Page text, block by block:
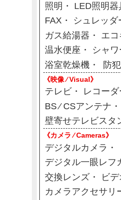
照明
LED照明器
FAX
シュレッダ
ガス給湯器
エコ
温水便座
シャ
浴室乾燥機
防
《映像 ⁄ Visual》
テレビ
レコーダ
BS ⁄ CSアンテナ
壁寄せテレビスタ
《カメラ ⁄ Cameras》
デジタルカメラ
デジタル一眼レフ
交換レンズ
ビ
カメラアクセサリ